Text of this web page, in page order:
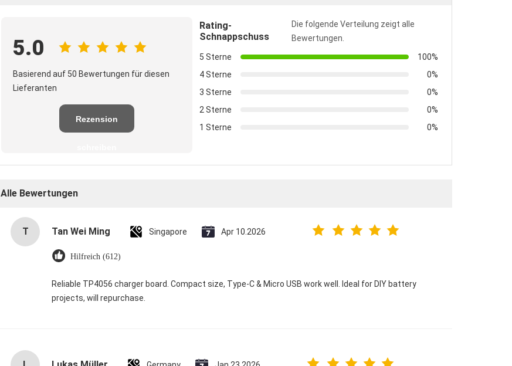
5.0
Basierend auf 50 Bewertungen für diesen
Lieferanten
Rezension
Rating-
Schnappschuss
Die folgende Verteilung zeigt alle
Bewertungen.
5 Sterne
100%
4 Sterne
0%
3 Sterne
0%
2 Sterne
0%
1 Sterne
0%
Alle Bewertungen
T Tan Wei Ming Singapore Apr 10.2026
Hilfreich (612)
Reliable TP4056 charger board. Compact size, Type-C & Micro USB work well. Ideal for DIY battery
projects, will repurchase.